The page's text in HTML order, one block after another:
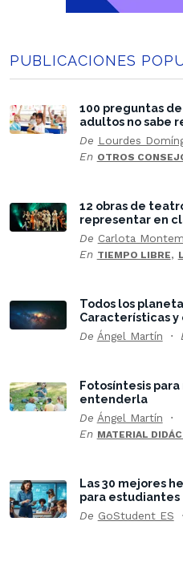
PUBLICACIONES
100 preguntas
adultos no sabe
De Lourdes
En OTROS
12 obras de
representar en
De Carlota
En TIEMPO LIBRE,
Todos los
Características y
De Ángel Martín
Fotosíntesis para
entenderla
De Ángel Martín
En MATERIAL
Las 30 mejores
para estudiantes
De GoStudent ES